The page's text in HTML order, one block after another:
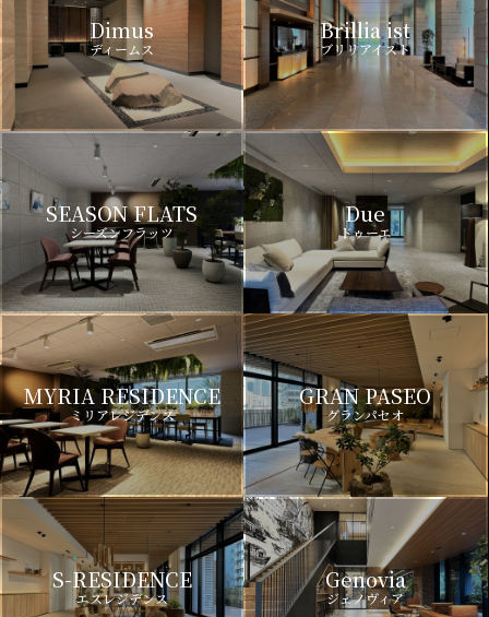
Dimus
ディームス
Brillia ist
ブリリアイスト
SEASON FLATS
シーズンフラッツ
Due
ドゥーエ
MYRIA RESIDENCE
ミリアレジデンス
GRAN PASEO
グランパセオ
S-RESIDENCE
エスレジデンス
Genovia
ジェノヴィア